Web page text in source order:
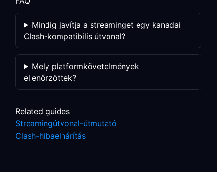
Mindig javítja a streaminget egy kanadai
Clash-kompatibilis útvonal?
Mely platformkövetelmények
ellenőrzöttek?
Related guides
Streamingútvonal-útmutató
Clash-hibaelhárítás